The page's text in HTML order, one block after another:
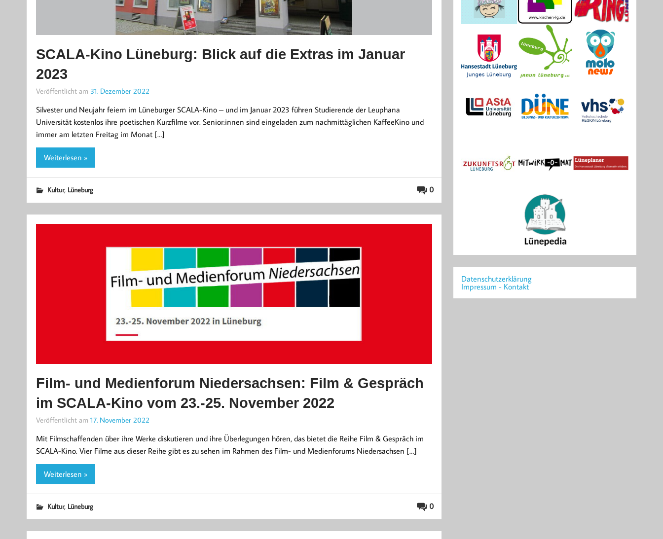
SCALA-Kino Lüneburg: Blick auf die Extras im Januar
2023
Veröffentlicht am 31. Dezember 2022
Silvester und Neujahr feiern im Lüneburger SCALA-Kino – und im Januar 2023 führen Studierende der Leuphana
Universität kostenlos ihre poetischen Kurzfilme vor. Senior:innen sind eingeladen zum nachmittäglichen KaffeeKino und
immer am letzten Freitag im Monat […]
Weiterlesen »
0
Kultur, Lüneburg
Film- und Medienforum Niedersachsen: Film & Gespräch
im SCALA-Kino vom 23.-25. November 2022
Veröffentlicht am 17. November 2022
Mit Filmschaffenden über ihre Werke diskutieren und ihre Überlegungen hören, das bietet die Reihe Film & Gespräch im
SCALA-Kino. Vier Filme aus dieser Reihe gibt es zu sehen im Rahmen des Film- und Medienforums Niedersachsen […]
Weiterlesen »
0
Kultur, Lüneburg
Datenschutzerklärung
Impressum - Kontakt